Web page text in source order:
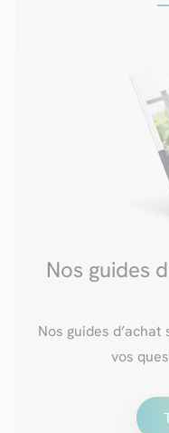
Nos guides
Nos guides
vos